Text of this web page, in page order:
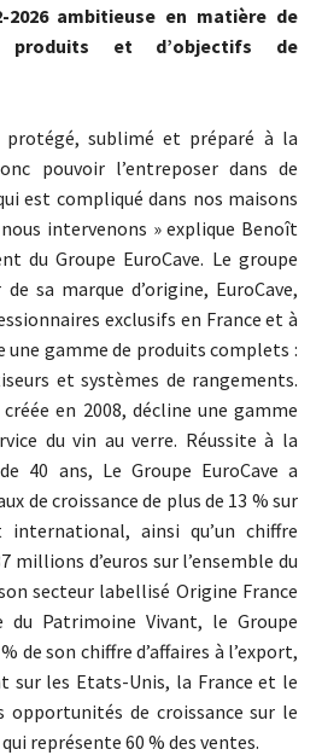
ambitieuse en matière de
produits et d’objectifs de
protégé, sublimé et préparé à la
pouvoir l’entreposer dans de
est compliqué dans nos maisons
intervenons » explique Benoît
du Groupe EuroCave. Le groupe
sa marque d’origine, EuroCave,
exclusifs en France et à
une gamme de produits complets :
et systèmes de rangements.
en 2008, décline une gamme
du vin au verre. Réussite à la
40 ans, Le Groupe EuroCave a
de croissance de plus de 13 % sur
ainsi qu’un chiffre
millions d’euros sur l’ensemble du
secteur labellisé Origine France
du Patrimoine Vivant, le Groupe
de son chiffre d’affaires à l’export,
les Etats-Unis, la France et le
opportunités de croissance sur le
représente 60 % des ventes.